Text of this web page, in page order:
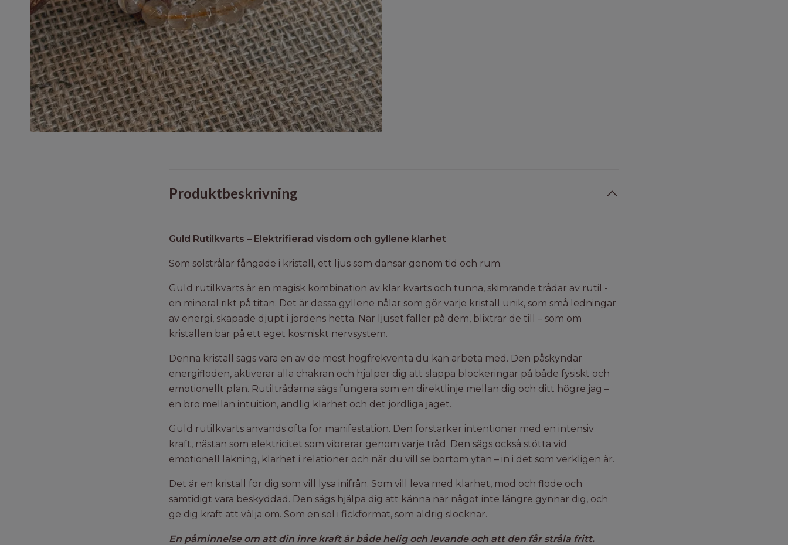
Produktbeskrivning
Guld Rutilkvarts – Elektrifierad visdom och gyllene klarhet
Som solstrålar fångade i kristall, ett ljus som dansar genom tid och rum.
Guld rutilkvarts är en magisk kombination av klar kvarts och tunna, skimrande trådar av rutil -
en mineral rikt på titan. Det är dessa gyllene nålar som gör varje kristall unik, som små ledningar
av energi, skapade djupt i jordens hetta. När ljuset faller på dem, blixtrar de till – som om
kristallen bär på ett eget kosmiskt nervsystem.
Denna kristall sägs vara en av de mest högfrekventa du kan arbeta med. Den påskyndar
energiflöden, aktiverar alla chakran och hjälper dig att släppa blockeringar på både fysiskt och
emotionellt plan. Rutiltrådarna sägs fungera som en direktlinje mellan dig och ditt högre jag –
en bro mellan intuition, andlig klarhet och det jordliga jaget.
Guld rutilkvarts används ofta för manifestation. Den förstärker intentioner med en intensiv
kraft, nästan som elektricitet som vibrerar genom varje tråd. Den sägs också stötta vid
emotionell läkning, klarhet i relationer och när du vill se bortom ytan – in i det som verkligen är.
Det är en kristall för dig som vill lysa inifrån. Som vill leva med klarhet, mod och flöde och
samtidigt vara beskyddad. Den sägs hjälpa dig att känna när något inte längre gynnar dig, och
ge dig kraft att välja om. Som en sol i fickformat, som aldrig slocknar.
En påminnelse om att din inre kraft är både helig och levande och att den får stråla fritt.